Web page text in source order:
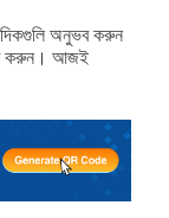
অনুভব করুন
শুরু করুন। আজই